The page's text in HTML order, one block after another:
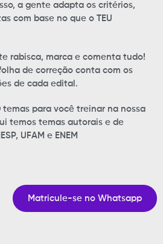
a gente adapta os critérios,
com base no que o TEU
rabisca, marca e comenta tudo!
de correção conta com os
de cada edital.
temas para você treinar na nossa
temos temas autorais e de
UFAM e ENEM
Matricule-se no Whatsapp